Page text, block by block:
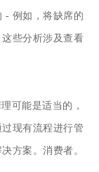
- 例如，将缺席的
些分析涉及查看
可能是适当的，
现有流程进行管
方案。消费者。